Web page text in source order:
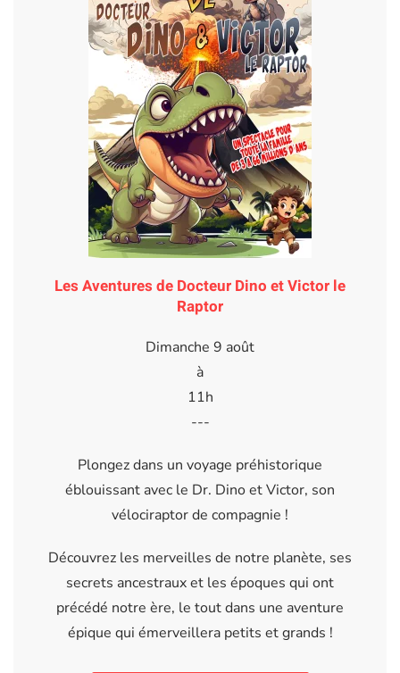
Les Aventures de Docteur Dino et Victor le
Raptor
Dimanche 9 août
à
11h
---
Plongez dans un voyage préhistorique
éblouissant avec le Dr. Dino et Victor, son
vélociraptor de compagnie !
Découvrez les merveilles de notre planète, ses
secrets ancestraux et les époques qui ont
précédé notre ère, le tout dans une aventure
épique qui émerveillera petits et grands !